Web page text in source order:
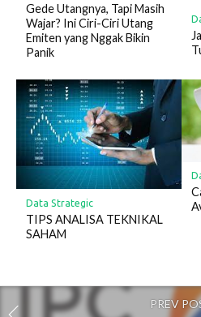
Gede Utangnya, Tapi Masih
Wajar? Ini Ciri-Ciri Utang
Emiten yang Nggak Bikin
Panik
Data Strategic
TIPS ANALISA TEKNIKAL
SAHAM
PREV